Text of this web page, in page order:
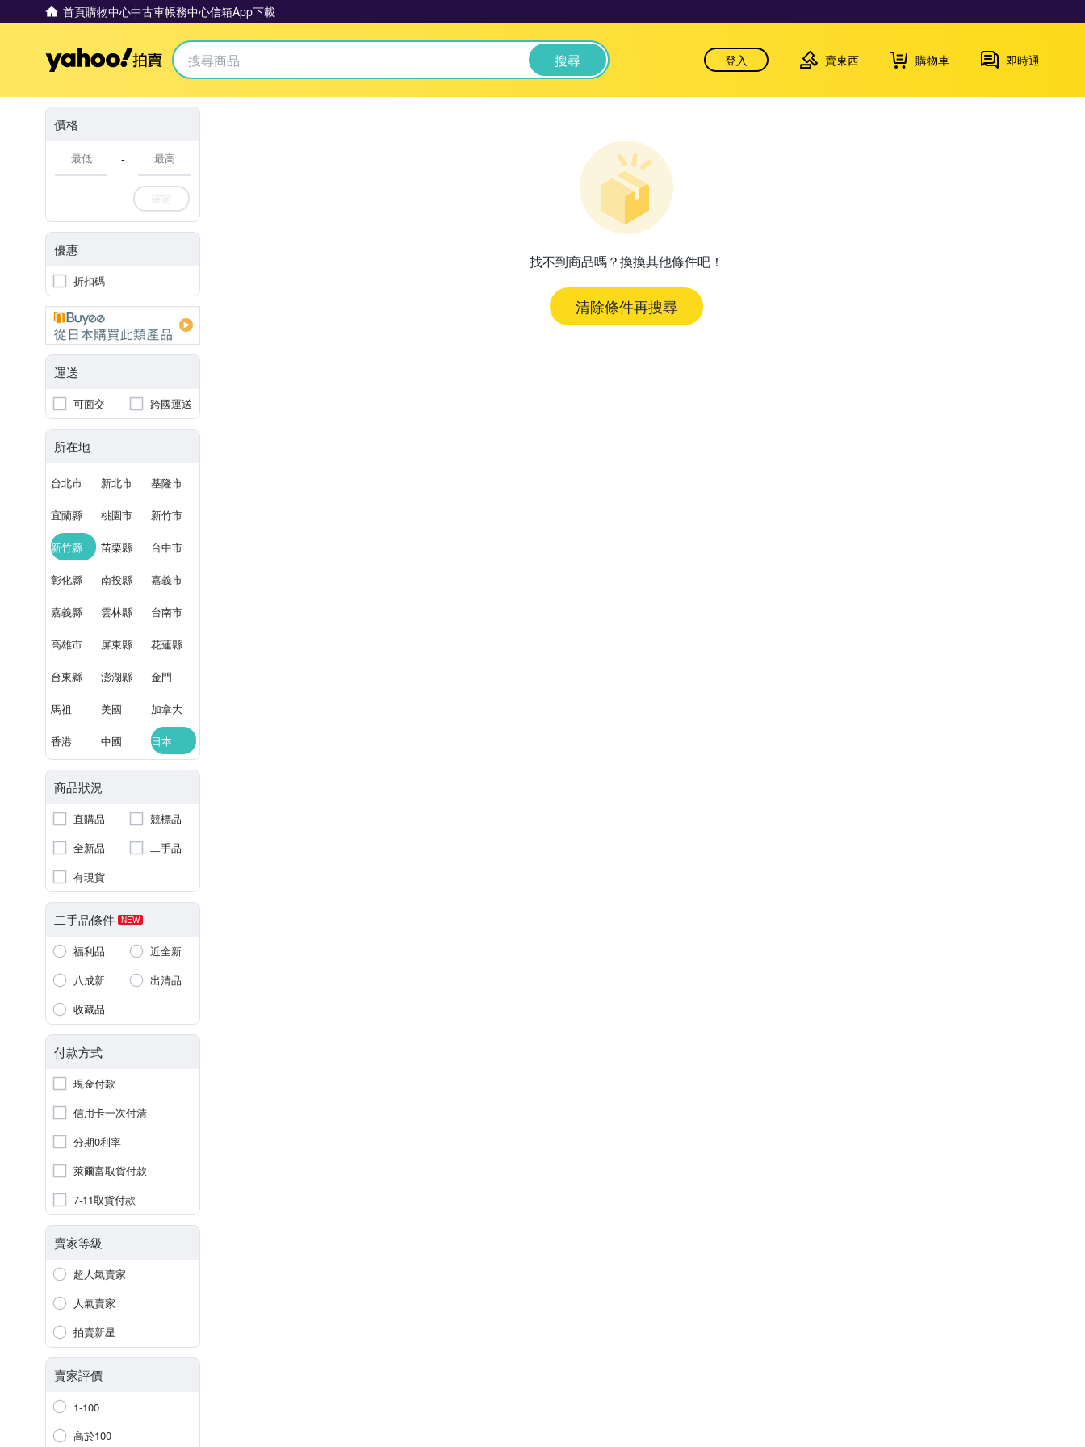
首頁購物中心中古車帳務中心信箱App下載
Yahoo拍賣 搜尋 登入 賣東西 購物車 即時通
價格
-
確定
優惠
折扣碼
運送
可面交 跨國運送
所在地
台北市 新北市 基隆市
宜蘭縣 桃園市 新竹市
新竹縣 苗栗縣 台中市
彰化縣 南投縣 嘉義市
嘉義縣 雲林縣 台南市
高雄市 屏東縣 花蓮縣
台東縣 澎湖縣 金門
馬祖 美國 加拿大
香港 中國 日本
商品狀況
直購品
競標品
全新品
二手品
有現貨
二手品條件 NEW
福利品
近全新
八成新
出清品
收藏品
付款方式
現金付款
信用卡一次付清
分期0利率
萊爾富取貨付款
7-11取貨付款
賣家等級
超人氣賣家
人氣賣家
拍賣新星
賣家評價
1-100
高於100
找不到商品嗎？換換其他條件吧！
清除條件再搜尋